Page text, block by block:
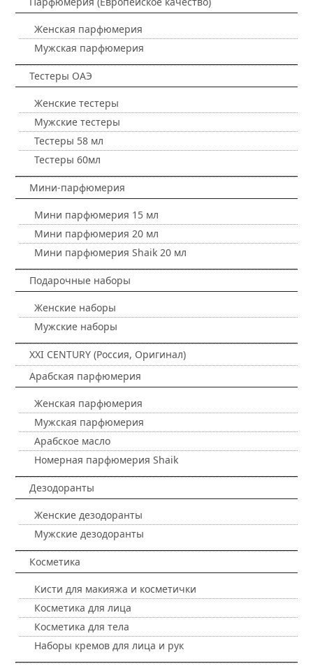
Женская парфюмерия
Мужская парфюмерия
Тестеры ОАЭ
Женские тестеры
Мужские тестеры
Тестеры 58 мл
Тестеры 60мл
Мини-парфюмерия
Мини парфюмерия 15 мл
Мини парфюмерия 20 мл
Мини парфюмерия Shaik 20 мл
Подарочные наборы
Женские наборы
Мужские наборы
XXI CENTURY (Россия, Оригинал)
Арабская парфюмерия
Женская парфюмерия
Мужская парфюмерия
Арабское масло
Номерная парфюмерия Shaik
Дезодоранты
Женские дезодоранты
Мужские дезодоранты
Косметика
Кисти для макияжа и косметички
Косметика для лица
Косметика для тела
Наборы кремов для лица и рук